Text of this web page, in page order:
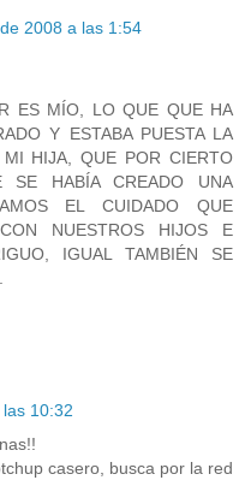
2008 a las 1:54
ES MÍO, LO QUE QUE HA
Y ESTABA PUESTA LA
HIJA, QUE POR CIERTO
HABÍA CREADO UNA
EL CUIDADO QUE
NUESTROS HIJOS E
IGUAL TAMBIÉN SE
10:32
casero, busca por la red